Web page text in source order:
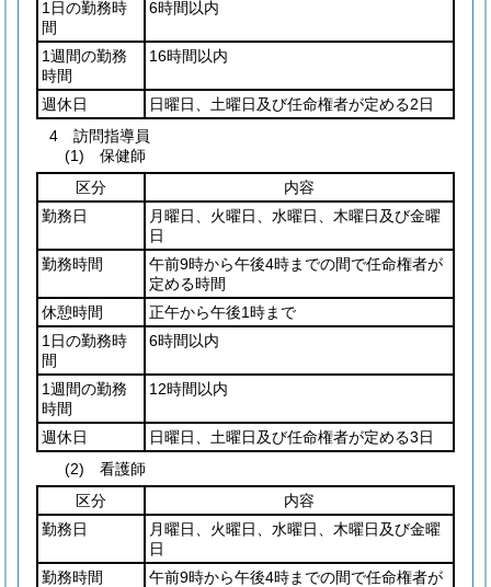
1日の勤務時
間
6時間以内
1週間の勤務
時間
16時間以内
週休日
日曜日、土曜日及び任命権者が定める2日
4 訪問指導員
(1) 保健師
区分
内容
勤務日
月曜日、火曜日、水曜日、木曜日及び金曜
日
勤務時間
午前9時から午後4時までの間で任命権者が
定める時間
休憩時間
正午から午後1時まで
1日の勤務時
間
6時間以内
1週間の勤務
時間
12時間以内
週休日
日曜日、土曜日及び任命権者が定める3日
(2) 看護師
区分
内容
勤務日
月曜日、火曜日、水曜日、木曜日及び金曜
日
勤務時間
午前9時から午後4時までの間で任命権者が